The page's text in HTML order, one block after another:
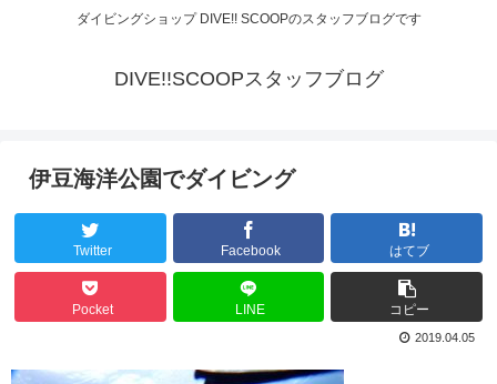
ダイビングショップ DIVE!! SCOOPのスタッフブログです
DIVE!!SCOOPスタッフブログ
伊豆海洋公園でダイビング
Twitter Facebook はてブ
Pocket LINE コピー
2019.04.05